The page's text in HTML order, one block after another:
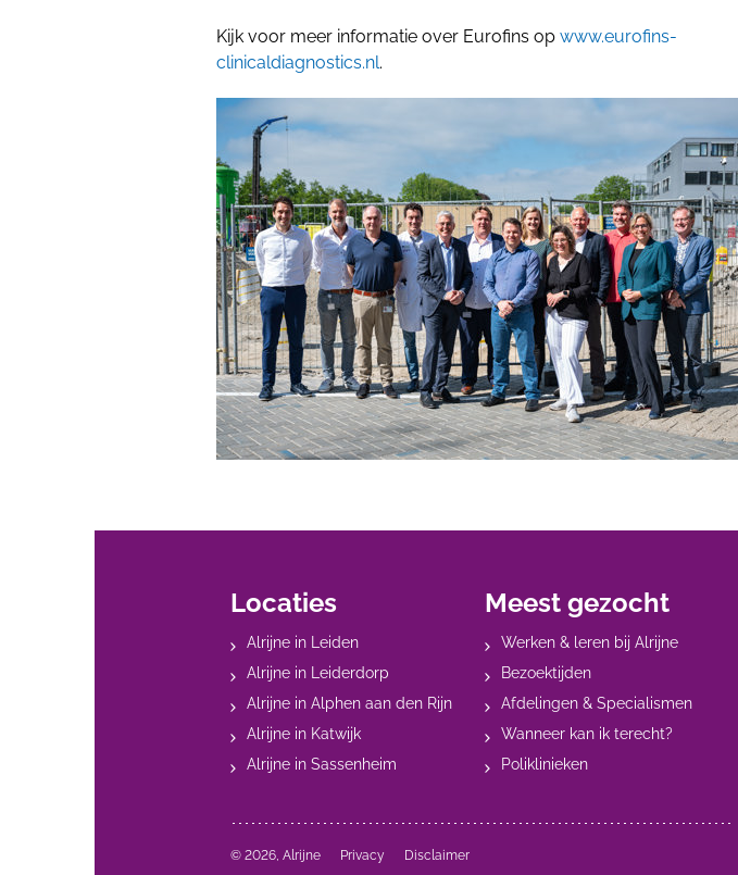
Kijk voor meer informatie over Eurofins opwww.eurofins-
clinicaldiagnostics.nl.
Locaties
Alrijne in Leiden
Alrijne in Leiderdorp
Alrijne in Alphen aan den Rijn
Alrijne in Katwijk
Alrijne in Sassenheim
Meest gezocht
Werken & leren bij Alrijne
Bezoektijden
Afdelingen & Specialismen
Wanneer kan ik terecht?
Poliklinieken
© 2026, Alrijne Privacy Disclaimer